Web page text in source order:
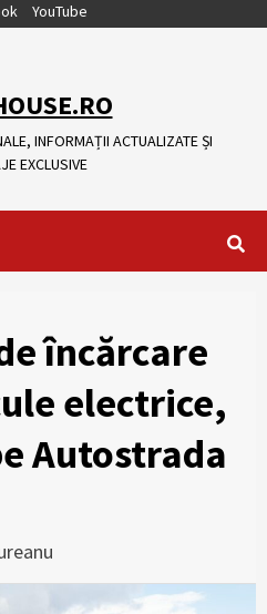
YouTube
INFORMAȚII ACTUALIZATE ȘI
EXCLUSIVE
încărcare
electrice,
Autostrada